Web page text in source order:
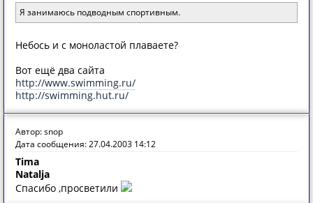
Я занимаюсь подводным спортивным.
Небось и с моноластой плаваете?
Вот ещё два сайта
http://www.swimming.ru/
http://swimming.hut.ru/
Автор: snop
Дата сообщения: 27.04.2003 14:12
Tima
Natalja
Спасибо ,просветили